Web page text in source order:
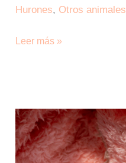
Hurones, Otros animales
usar
Leer más »
para
Hurones:
Qué